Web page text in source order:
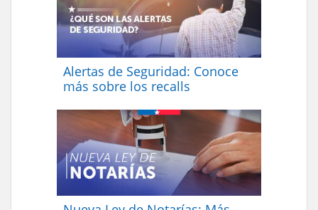
Alertas de Seguridad: Conoce
más sobre los recalls